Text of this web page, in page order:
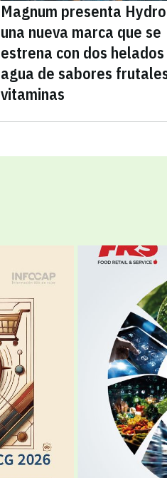
Magnum presenta
una nueva marca que se
estrena con dos
agua de sabores
vitaminas